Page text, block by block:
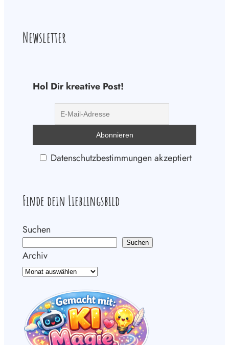
Newsletter
Hol Dir kreative Post!
Datenschutzbestimmungen akzeptiert
Finde dein Lieblingsbild
Suchen
Suchen
Archiv